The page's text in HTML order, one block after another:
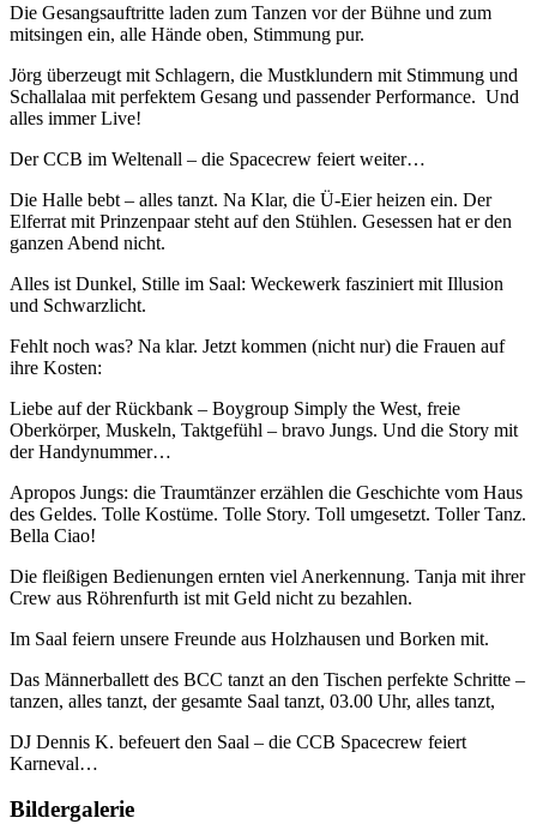
Die Gesangsauftritte laden zum Tanzen vor der Bühne und zum
mitsingen ein, alle Hände oben, Stimmung pur.
Jörg überzeugt mit Schlagern, die Mustklundern mit Stimmung und
Schallalaa mit perfektem Gesang und passender Performance. Und
alles immer Live!
Der CCB im Weltenall – die Spacecrew feiert weiter…
Die Halle bebt – alles tanzt. Na Klar, die Ü-Eier heizen ein. Der
Elferrat mit Prinzenpaar steht auf den Stühlen. Gesessen hat er den
ganzen Abend nicht.
Alles ist Dunkel, Stille im Saal: Weckewerk fasziniert mit Illusion
und Schwarzlicht.
Fehlt noch was? Na klar. Jetzt kommen (nicht nur) die Frauen auf
ihre Kosten:
Liebe auf der Rückbank – Boygroup Simply the West, freie
Oberkörper, Muskeln, Taktgefühl – bravo Jungs. Und die Story mit
der Handynummer…
Apropos Jungs: die Traumtänzer erzählen die Geschichte vom Haus
des Geldes. Tolle Kostüme. Tolle Story. Toll umgesetzt. Toller Tanz.
Bella Ciao!
Die fleißigen Bedienungen ernten viel Anerkennung. Tanja mit ihrer
Crew aus Röhrenfurth ist mit Geld nicht zu bezahlen.
Im Saal feiern unsere Freunde aus Holzhausen und Borken mit.
Das Männerballett des BCC tanzt an den Tischen perfekte Schritte –
tanzen, alles tanzt, der gesamte Saal tanzt, 03.00 Uhr, alles tanzt,
DJ Dennis K. befeuert den Saal – die CCB Spacecrew feiert
Karneval…
Bildergalerie